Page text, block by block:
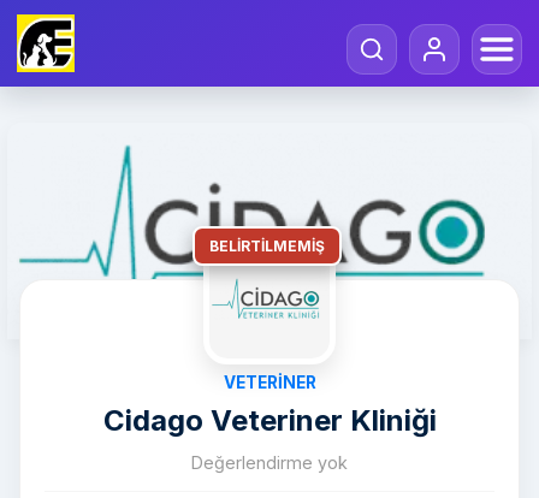
BELIRTILMEMIŞ
VETERINER
Cidago Veteriner Kliniği
Değerlendirme yok